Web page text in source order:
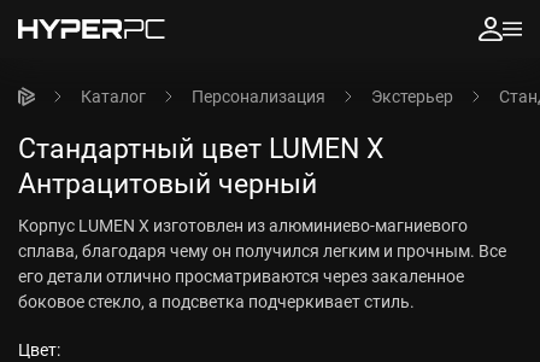
Каталог Персонализация Экстерьер
Стандартный цвет LUMEN X
Антрацитовый черный
Корпус LUMEN X изготовлен из алюминиево-магниевого
сплава, благодаря чему он получился легким и прочным. Все
его детали отлично просматриваются через закаленное
боковое стекло, а подсветка подчеркивает стиль.
Цвет: